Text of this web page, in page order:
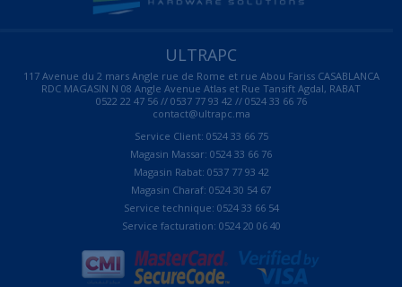
ULTRAPC
117 Avenue du 2 mars Angle rue de Rome et rue Abou Fariss CASABLANCA
RDC MAGASIN N 08 Angle Avenue Atlas et Rue Tansift Agdal, RABAT
0522 22 47 56 // 0537 77 93 42 // 0524 33 66 76
contact@ultrapc.ma
Service Client: 0524 33 66 75
Magasin Massar: 0524 33 66 76
Magasin Rabat: 0537 77 93 42
Magasin Charaf: 0524 30 54 67
Service technique: 0524 33 66 54
Service facturation: 0524 20 06 40